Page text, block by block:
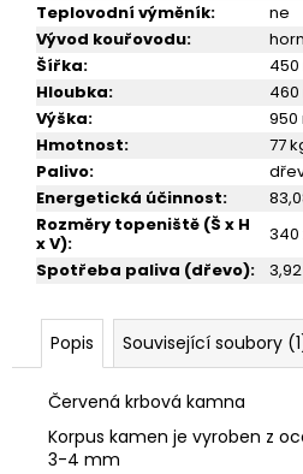
Teplovodní výměník:
ne
Vývod kouřovodu:
Šířka:
Hloubka:
Výška:
950
Hmotnost:
77
Palivo:
Energetická účinnost:
Rozměry topeniště (Š x H
x V):
340
Spotřeba paliva (dřevo):
Popis Související soubory
Červená krbová kamna
Korpus kamen je vyroben z
3-4 mm